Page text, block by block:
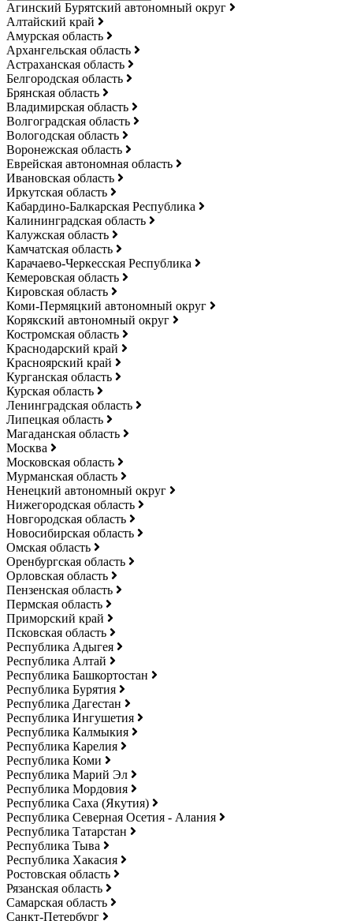
Агинский Бурятский автономный округ
Алтайский край
Амурская область
Архангельская область
Астраханская область
Белгородская область
Брянская область
Владимирская область
Волгоградская область
Вологодская область
Воронежская область
Еврейская автономная область
Ивановская область
Иркутская область
Кабардино-Балкарская Республика
Калининградская область
Калужская область
Камчатская область
Карачаево-Черкесская Республика
Кемеровская область
Кировская область
Коми-Пермяцкий автономный округ
Корякский автономный округ
Костромская область
Краснодарский край
Красноярский край
Курганская область
Курская область
Ленинградская область
Липецкая область
Магаданская область
Москва
Московская область
Мурманская область
Ненецкий автономный округ
Нижегородская область
Новгородская область
Новосибирская область
Омская область
Оренбургская область
Орловская область
Пензенская область
Пермская область
Приморский край
Псковская область
Республика Адыгея
Республика Алтай
Республика Башкортостан
Республика Бурятия
Республика Дагестан
Республика Ингушетия
Республика Калмыкия
Республика Карелия
Республика Коми
Республика Марий Эл
Республика Мордовия
Республика Саха (Якутия)
Республика Северная Осетия - Алания
Республика Татарстан
Республика Тыва
Республика Хакасия
Ростовская область
Рязанская область
Самарская область
Санкт-Петербург